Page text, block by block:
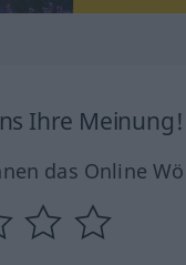
Ihre Meinung!
das Online